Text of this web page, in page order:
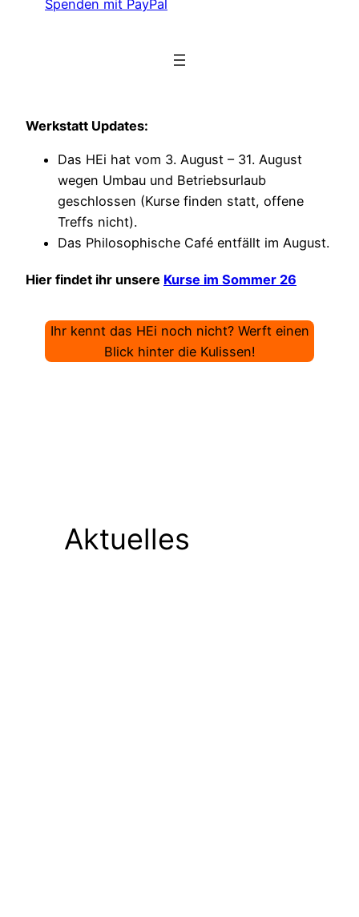
Spenden mit PayPal
Werkstatt Updates:
Das HEi hat vom 3. August – 31. August
wegen Umbau und Betriebsurlaub
geschlossen (Kurse finden statt, offene
Treffs nicht).
Das Philosophische Café entfällt im August.
Hier findet ihr unsere Kurse im Sommer 26
Ihr kennt das HEi noch nicht? Werft einen
Blick hinter die Kulissen!
Aktuelles